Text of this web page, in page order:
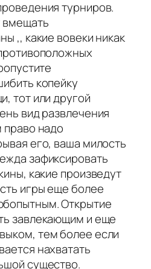
турниров.
вмещать
,, какие вовеки никак
копейку
тот или другой
вид развлечения
право надо
его, ваша милость
зафиксировать
какие произведут
игры еще более
Открытие
завлекающим и еще
тем более если
нахватать
существо.